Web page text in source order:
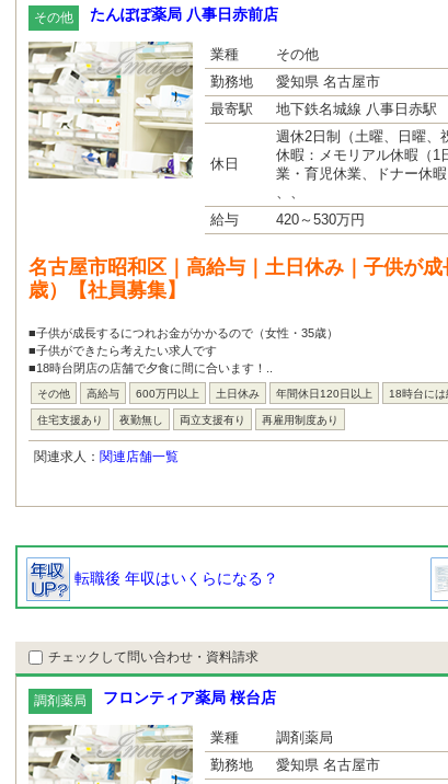
その他 たんぽぽ薬局 八事日赤前店
業種
その他
勤務地
愛知県 名古屋市
最寄駅
地下鉄名城線 八事日赤駅
休日
週休2日制（土曜、日曜、
休暇：メモリアル休暇（1
業・育児休業、ドナー休
、、
給与
420～530万円
名古屋市昭和区｜高給与｜土日休み｜子供が
歳）【社員募集】
■子供が成長するにつれお金がかかるので（女性・35歳）
■子供ができたら考えたい求人です
■18時台閉店の店舗で夕食に間に合います！..
その他 高給与 600万円以上 土日休み 年間休日120日以上 18時台には
住宅支援あり 夜勤無し 両立支援有り 再雇用制度あり
関連求人： 関連店舗一覧
転職後 年収はいくらになる？
チェックして問い合わせ・資料請求
調剤薬局 フロンティア薬局 桜台店
業種
調剤薬局
勤務地
愛知県 名古屋市